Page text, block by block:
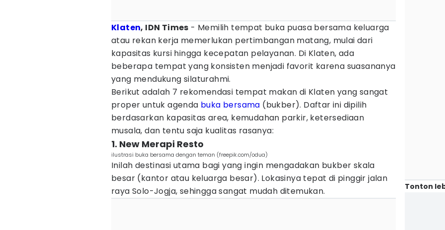
Klaten, IDN Times - Memilih tempat buka puasa bersama keluarga
atau rekan kerja memerlukan pertimbangan matang, mulai dari
kapasitas kursi hingga kecepatan pelayanan. Di Klaten, ada
beberapa tempat yang konsisten menjadi favorit karena suasananya
yang mendukung silaturahmi.
Berikut adalah 7 rekomendasi tempat makan di Klaten yang sangat
proper untuk agenda buka bersama (bukber). Daftar ini dipilih
berdasarkan kapasitas area, kemudahan parkir, ketersediaan
musala, dan tentu saja kualitas rasanya:
1. New Merapi Resto
ilustrasi buka bersama dengan teman (freepik.com/odua)
Inilah destinasi utama bagi yang ingin mengadakan bukber skala
besar (kantor atau keluarga besar). Lokasinya tepat di pinggir jalan
raya Solo-Jogja, sehingga sangat mudah ditemukan.
Tonton